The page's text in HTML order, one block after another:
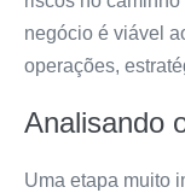
negócio é viável
operações,
Analisando
Uma etapa muito